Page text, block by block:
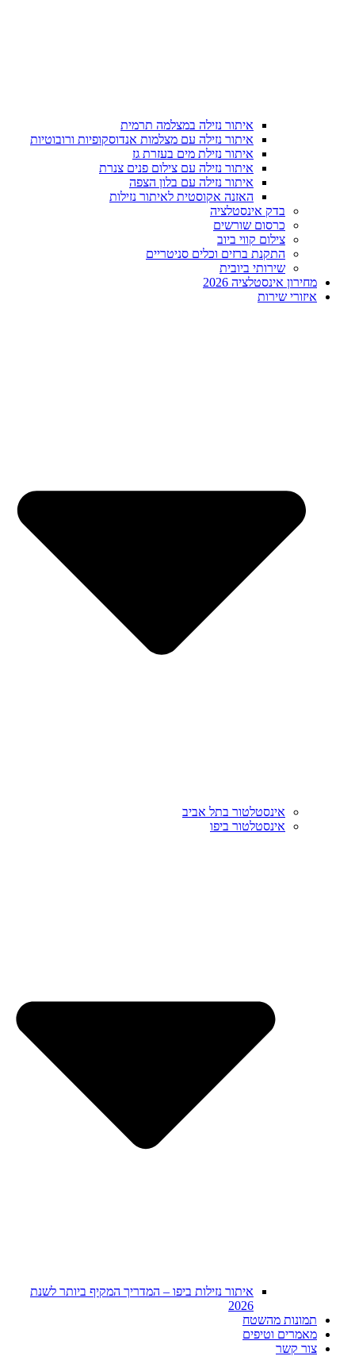
איתור נזילה במצלמה תרמית
איתור נזילה עם מצלמות אנדוסקופיות ורובוטיות
איתור נזילת מים בעזרת גז
איתור נזילה עם צילום פנים צנרת
איתור נזילה עם בלון הצפה
האזנה אקוסטית לאיתור נזילות
בדק אינסטלציה
כרסום שורשים
צילום קווי ביוב
התקנת ברזים וכלים סניטריים
שירותי ביובית
מחירון אינסטלציה 2026
איזורי שירות
אינסטלטור בתל אביב
אינסטלטור ביפו
איתור נזילות ביפו – המדריך המקיף ביותר לשנת
2026
תמונות מהשטח
מאמרים וטיפים
צור קשר